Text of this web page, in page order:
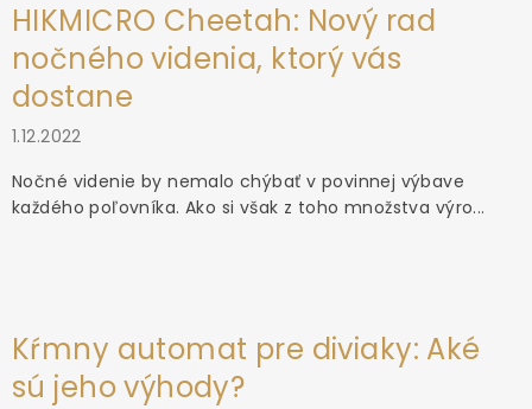
HIKMICRO Cheetah: Nový rad
nočného videnia, ktorý vás
dostane
1.12.2022
Nočné videnie by nemalo chýbať v povinnej výbave
každého poľovníka. Ako si však z toho množstva výro...
Kŕmny automat pre diviaky: Aké
sú jeho výhody?